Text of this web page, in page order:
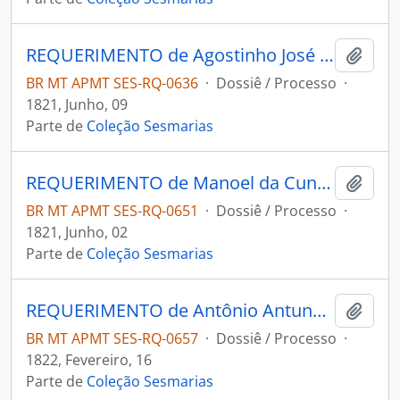
REQUERIMENTO de Agostinho José da Silva ao Governador e Capitão-General da Capitania de Mato Grosso Francisco de Paula Magessi.
BR MT APMT SES-RQ-0636 · Dossiê / Processo ·
1821, Junho, 09
Parte de Coleção Sesmarias
REQUERIMENTO de Manoel da Cunha Silva a Junta Governativa Provisória de mato Grosso.
BR MT APMT SES-RQ-0651 · Dossiê / Processo ·
1821, Junho, 02
Parte de Coleção Sesmarias
REQUERIMENTO de Antônio Antunes Maciel a Junta Governativa Provisória de Cuiabá.
BR MT APMT SES-RQ-0657 · Dossiê / Processo ·
1822, Fevereiro, 16
Parte de Coleção Sesmarias